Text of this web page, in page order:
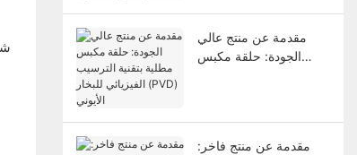
مقدمة عن منتج عالي
الجودة: حلقة مكبس
مقدمة عن منتج فاخر: